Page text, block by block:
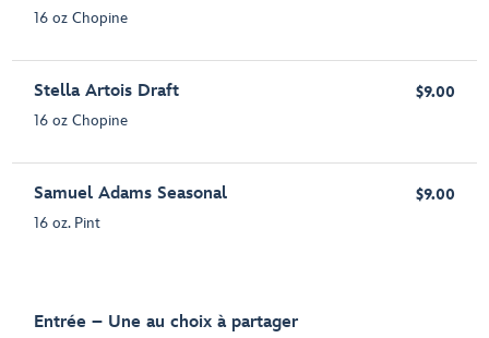
16 oz Chopine
Stella Artois Draft
16 oz Chopine
$9.00
Samuel Adams Seasonal
16 oz. Pint
$9.00
Entrée – Une au choix à partager